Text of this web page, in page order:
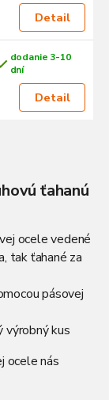
Detail
dodanie 3-10
dní
Detail
ťahanú
ocele vedené
tak ťahané za
pásovej
výrobný kus
ocele nás